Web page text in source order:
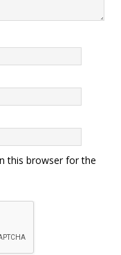
this browser for the